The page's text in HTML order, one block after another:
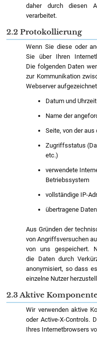
daher durch diesen
verarbeitet.
2.2 Protokollierung
Wenn Sie diese oder
Sie über Ihren
Die folgenden Daten
zur Kommunikation
Webserver
Datum und
Name der
Seite, von der
Zugriffsstatus
etc.)
verwendete
Betriebssystem
vollständige IP-
übertragene
Aus Gründen der
von Angriffsversuchen
von uns gespeichert.
die Daten durch
anonymisiert, so dass
einzelne Nutzer
2.3 Aktive
Wir verwenden aktive
oder Active-X-Controls.
Ihres Internetbrowsers